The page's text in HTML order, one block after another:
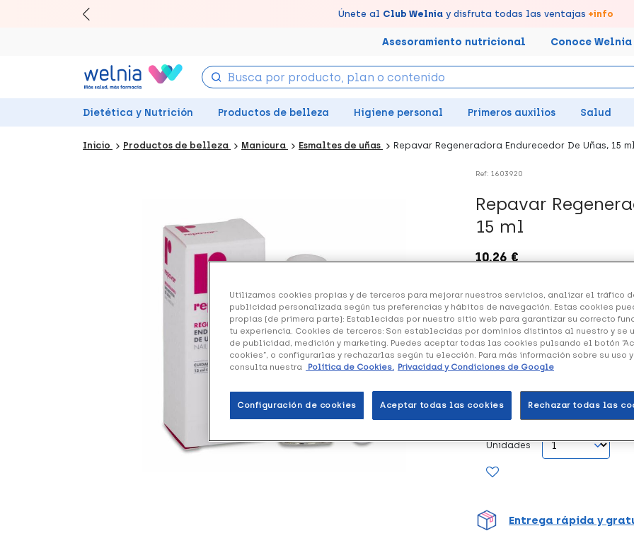
Disfruta de la entregarápida y gratuitaen farmacia
Únete al Club Welniay disfruta todas las ventajas +info
Llévate un7% de descuentocreando tu cuentaaquí
Canjea tus puntos en tu Farmacia de Confianza, acumúlalos online.
Asesoramiento nutricional Conoce Welnia
Dietética y Nutrición Productos de belleza Higiene personal Primeros auxilios Salud
Inicio Productos de belleza Manicura Esmaltes de uñas Repavar Regeneradora Endurecedor De Uñas, 15
Ref: 1603920
Repavar
15 ml
10.26 €
+ 21 puntosHealthies
(1 opinión)
Cuidado de las uñas.
Unidades
Entrega rápida y
Utilizamos cookies propias y de terceros para mejorar nuestros servicios, analizar el tráfico
publicidad personalizada según tus preferencias y hábitos de navegación. Estas cookies
propias (de primera parte): Establecidas por nuestro sitio web para garantizar su correcto
tu experiencia. Cookies de terceros: Son establecidas por dominios distintos al nuestro y se
de publicidad, medición y marketing. Puedes aceptar todas las cookies pulsando el botón
cookies”, o configurarlas y rechazarlas según tu elección. Para más información sobre su uso
consulta nuestra
Política de Cookies. Privacidad y Condiciones de Google
Configuración de cookies Rechazar todas las
Aceptar todas las cookies